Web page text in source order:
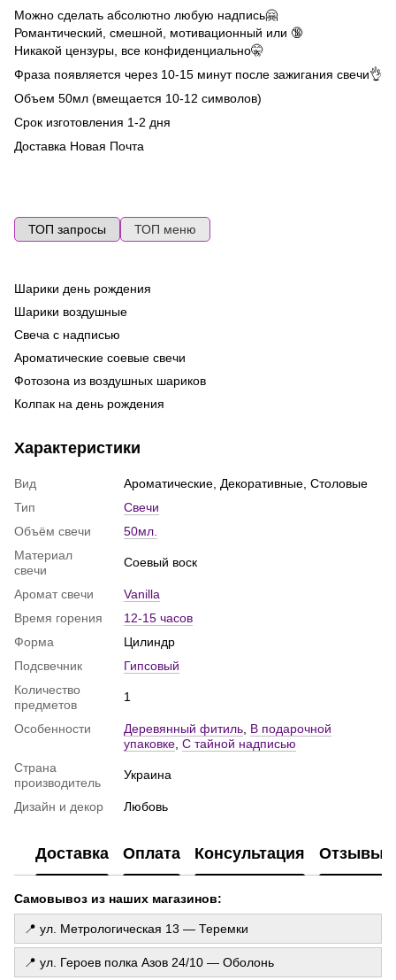
Можно сделать абсолютно любую надпись🤗
Романтический, смешной, мотивационный или 🔞
Никакой цензуры, все конфиденциально🤫
Фраза появляется через 10-15 минут после зажигания свечи👌
Объем 50мл (вмещается 10-12 символов)
Срок изготовления 1-2 дня
Доставка Новая Почта
ТОП запросы ТОП меню
Шарики день рождения
Шарики воздушные
Свеча с надписью
Ароматические соевые свечи
Фотозона из воздушных шариков
Колпак на день рождения
Подарочный набор свечей
Шарики для мужчин
Свечи купить
Свечи ручной работы
Коробки с шариками
Восковые свечи купить киев
Шарики сердечки
Шарики с бантиками купить
Интернет магазин всё для праздника
Латексные шарики
Характеристики
Вид
Ароматические, Декоративные, Столовые
Тип
Свечи
Объём свечи
50мл.
Материал
свечи
Соевый воск
Аромат свечи
Vanilla
Время горения
12-15 часов
Форма
Цилиндр
Подсвечник
Гипсовый
Количество
предметов
1
Особенности Деревянный фитиль В подарочной
упаковке С тайной надписью
Страна
производитель
Украина
Дизайн и декор Любовь
Доставка Оплата Консультация Отзывы
Самовывоз из наших магазинов:
📍 ул. Метрологическая 13 — Теремки
📍 ул. Героев полка Азов 24/10 — Оболонь